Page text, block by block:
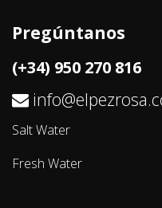
Pregúntanos
(+34) 950 270 816
Salt Water
Fresh Water